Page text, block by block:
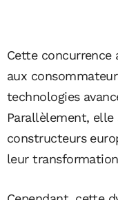
Cette concurrence
aux
technologies
Parallèlement,
constructeurs
leur